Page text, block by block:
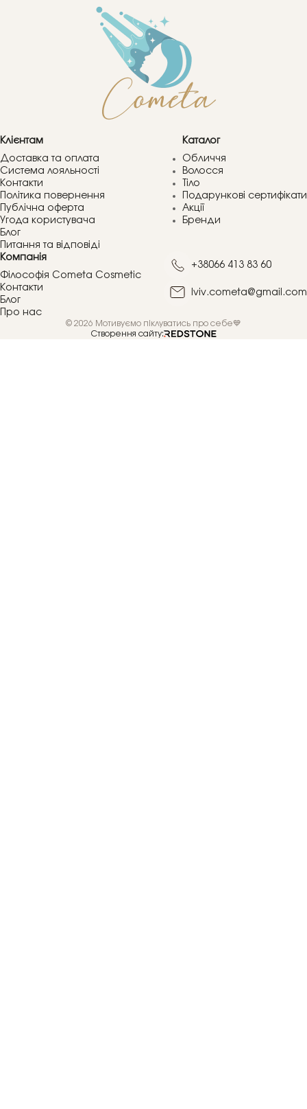
Клієнтам
Доставка та оплата
Система лояльності
Контакти
Політика повернення
Публічна оферта
Угода користувача
Блог
Питання та відповіді
Каталог
Обличчя
Волосся
Тіло
Подарункові сертифікати
Акції
Бренди
Компанія
Філософія Cometa Cosmetic
Контакти
Блог
Про нас
+38066 413 83 60
lviv.cometa@gmail.com
© 2026 Мотивуємо піклуватись про себе💙
Створення сайту: